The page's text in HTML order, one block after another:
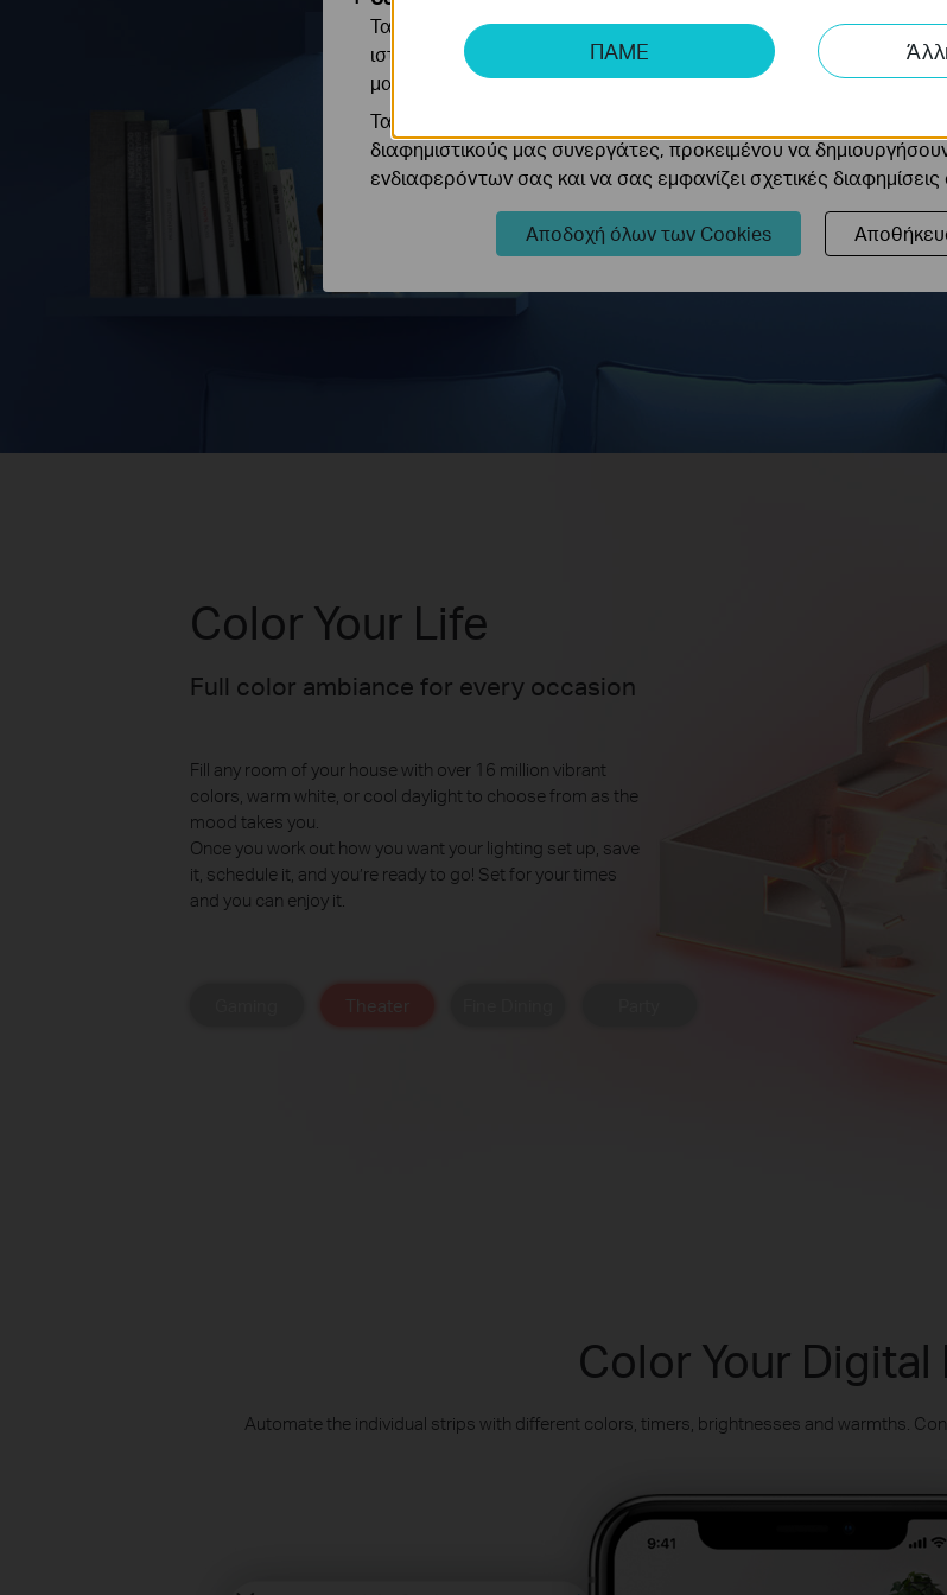
2100
Color Your Life
Full color ambiance for every occasion
Fill any room of your house with over 16 million vibrant
colors, warm white, or cool daylight to choose from as the
mood takes you.
Once you work out how you want your lighting set up, save
it, schedule it, and you’re ready to go! Set for your times
and you can enjoy it.
Color Your Digital
Automate the individual strips with different colors, timers, brightnesses and warmths.
ΠΑΜΕ
Τα cookie ανάλυσης μας δίνουν τη δυνατότητα να αναλύσουμε
ιστότοπό μας για να βελτιώσουμε και να προσαρμόσουμε τη
μας.
Τα διαφημιστικά cookie μπορούν να ρυθμιστούν μέσω του
διαφημιστικούς μας συνεργάτες, προκειμένου να
ενδιαφερόντων σας και να σας εμφανίζει σχετικές
Αποδοχή όλων των Cookies